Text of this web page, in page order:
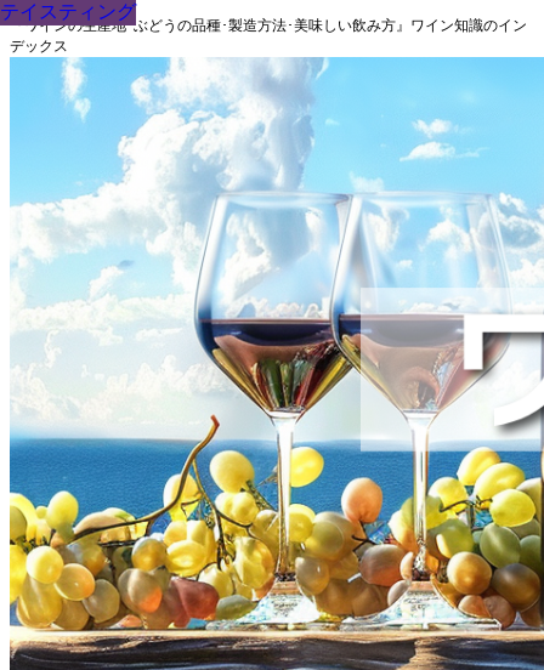
『ワインの生産地･ぶどうの品種･製造方法･美味しい飲み方』ワイン知識のイン
デックス
テイスティング
テイスティング
テイスティング
テイスティング
テイスティング
テイスティング
テイスティング
テイスティング
テイスティング